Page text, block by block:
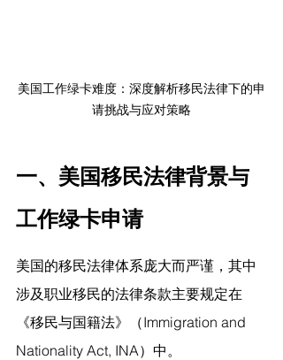
美国工作绿卡难度：深度解析移民法律下的申
请挑战与应对策略
一、美国移民法律背景与
工作绿卡申请
美国的移民法律体系庞大而严谨，其中
涉及职业移民的法律条款主要规定在
《移民与国籍法》（Immigration and
Nationality Act, INA）中。